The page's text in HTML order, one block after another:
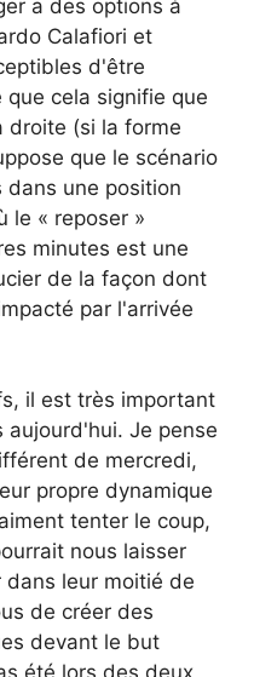
a des options à
Calafiori et
d'être
cela signifie que
droite (si la forme
que le scénario
dans une position
le « reposer »
minutes est une
de la façon dont
par l'arrivée
il est très important
Je pense
de mercredi,
propre dynamique
tenter le coup,
nous laisser
dans leur moitié de
de créer des
devant le but